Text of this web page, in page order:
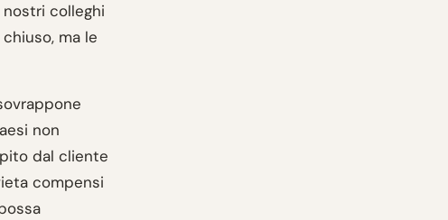
nostri colleghi
ma le
non
dal cliente
compensi